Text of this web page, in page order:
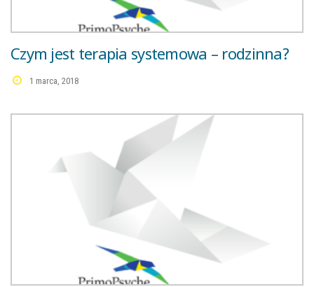
Czym jest terapia systemowa – rodzinna?
1 marca, 2018